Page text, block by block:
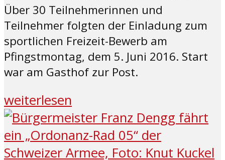
Über 30 Teilnehmerinnen und
Teilnehmer folgten der Einladung zum
sportlichen Freizeit-Bewerb am
Pfingstmontag, dem 5. Juni 2016. Start
war am Gasthof zur Post.
weiterlesen